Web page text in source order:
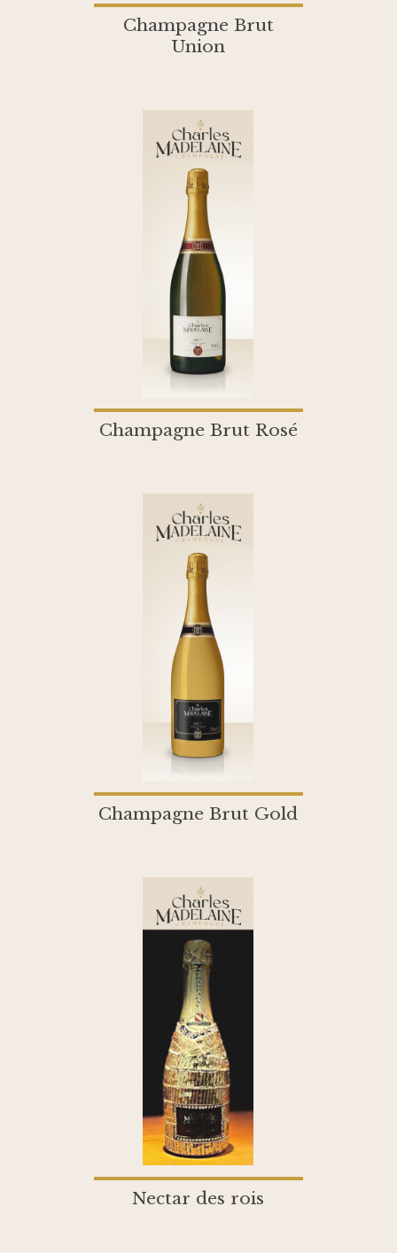
Champagne Brut
Union
Champagne Brut Rosé
Champagne Brut Gold
Nectar des rois